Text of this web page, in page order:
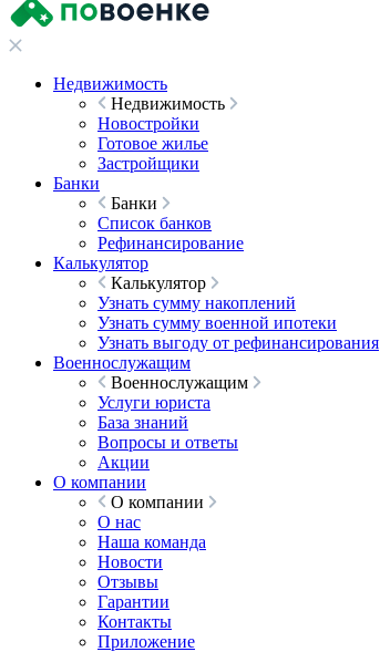
Недвижимость
Недвижимость
Новостройки
Готовое жилье
Застройщики
Банки
Банки
Список банков
Рефинансирование
Калькулятор
Калькулятор
Узнать сумму накоплений
Узнать сумму военной ипотеки
Узнать выгоду от рефинансирования
Военнослужащим
Военнослужащим
Услуги юриста
База знаний
Вопросы и ответы
Акции
О компании
О компании
О нас
Наша команда
Новости
Отзывы
Гарантии
Контакты
Приложение